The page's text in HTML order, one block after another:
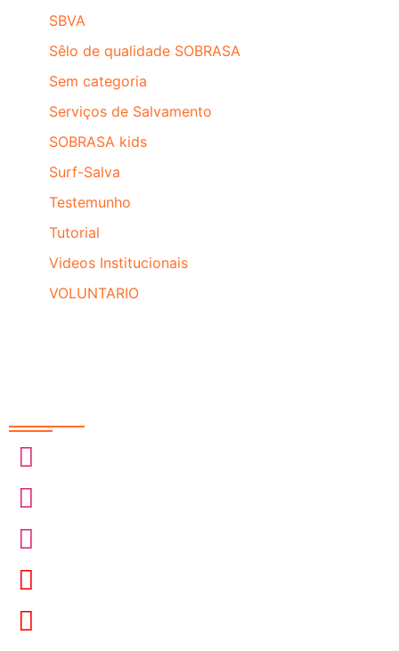
SBVA
Sêlo de qualidade SOBRASA
Sem categoria
Serviços de Salvamento
SOBRASA kids
Surf-Salva
Testemunho
Tutorial
Videos Institucionais
VOLUNTARIO